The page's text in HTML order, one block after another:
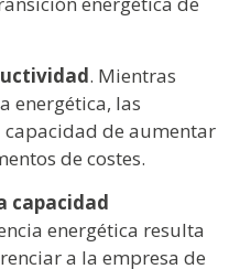
. Mientras
energética, las
de aumentar
de costes.
capacidad
energética resulta
a la empresa de